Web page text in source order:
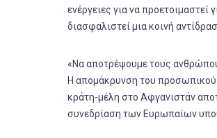
ενέργειες για να
διασφαλιστεί μια κοινή
«Να αποτρέψουμε τους
Η απομάκρυνση του προσωπικού
κράτη-μέλη στο Αφγανιστάν
συνεδρίαση των Ευρωπαίων